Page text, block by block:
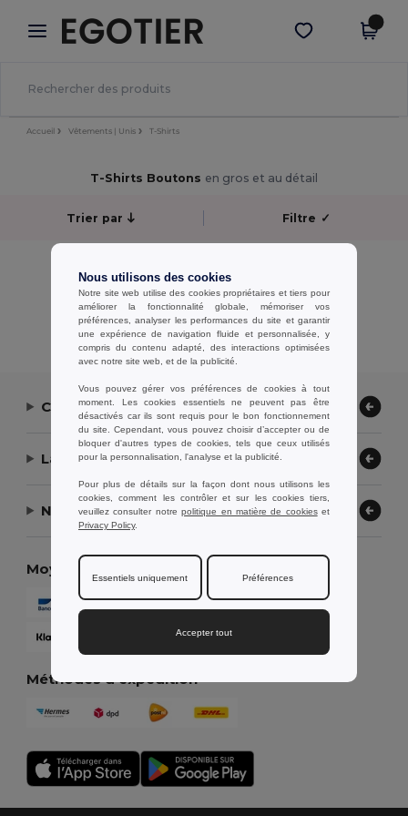
× Appli Egotier
Meilleurs prix sur l’app !
Obtenir l'appli
Accueil Vêtements | Unis T-Shirts
T-Shirts Boutons en gros et au détail
Trier par Filtre ✓
Aucun résultat.
Affichage De Tous Les Produits.
Contactez-nous
Laissez-nous vous aider
Notre entreprise
Moyens de paiement
Méthodes d'expédition
Nous utilisons des cookies
Notre site web utilise des cookies propriétaires et tiers pour
améliorer la fonctionnalité globale, mémoriser vos
préférences, analyser les performances du site et garantir
une expérience de navigation fluide et personnalisée, y
compris du contenu adapté, des interactions optimisées
avec notre site web, et de la publicité.
Vous pouvez gérer vos préférences de cookies à tout
moment. Les cookies essentiels ne peuvent pas être
désactivés car ils sont requis pour le bon fonctionnement
du site. Cependant, vous pouvez choisir d’accepter ou de
bloquer d'autres types de cookies, tels que ceux utilisés
pour la personnalisation, l'analyse et la publicité.
Pour plus de détails sur la façon dont nous utilisons les
cookies, comment les contrôler et sur les cookies tiers,
veuillez consulter notrepolitique en matière de cookieset
Privacy Policy.
Essentiels uniquement Préférences
Accepter tout